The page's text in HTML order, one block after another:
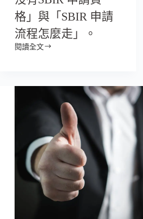
格」與「SBIR 申請
流程怎麼走」。
閱讀全文